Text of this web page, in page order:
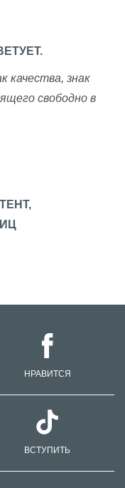
качества, знак
свободно в
НРАВИТСЯ
ВСТУПИТЬ